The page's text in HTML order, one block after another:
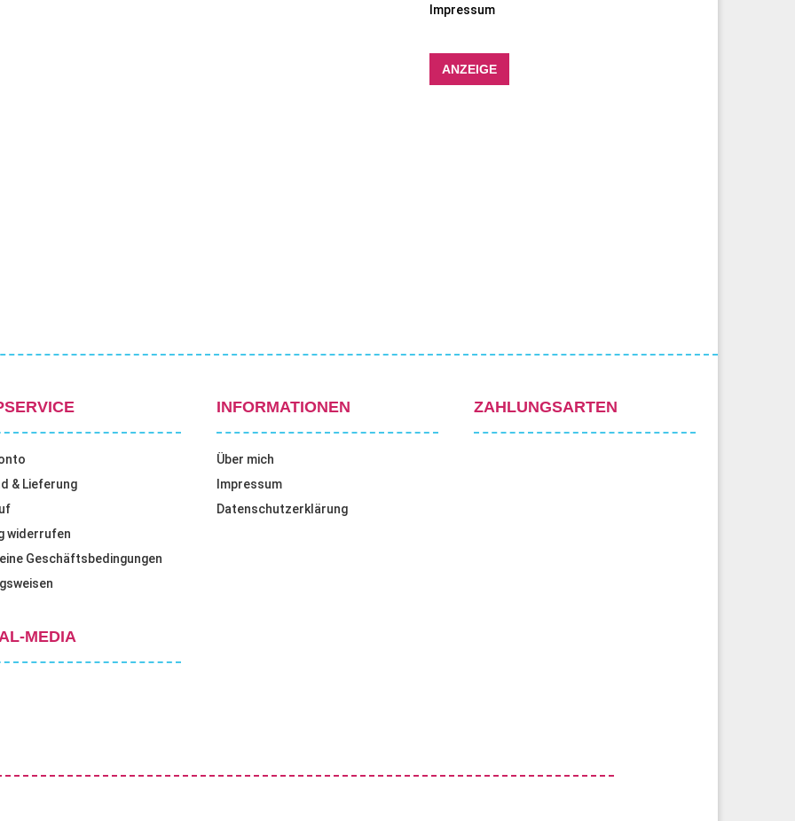
Impressum
ANZEIGE
& Lieferung
widerrufen
Geschäftsbedingungen
MEDIA
INFORMATIONEN
Über mich
Impressum
Datenschutzerklärung
ZAHLUNGSARTEN